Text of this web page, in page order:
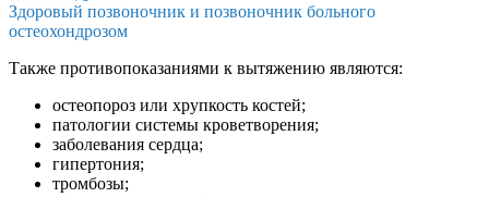
Здоровый позвоночник и позвоночник больного
остеохондрозом
Также противопоказаниями к вытяжению являются:
остеопороз или хрупкость костей;
патологии системы кроветворения;
заболевания сердца;
гипертония;
тромбозы;